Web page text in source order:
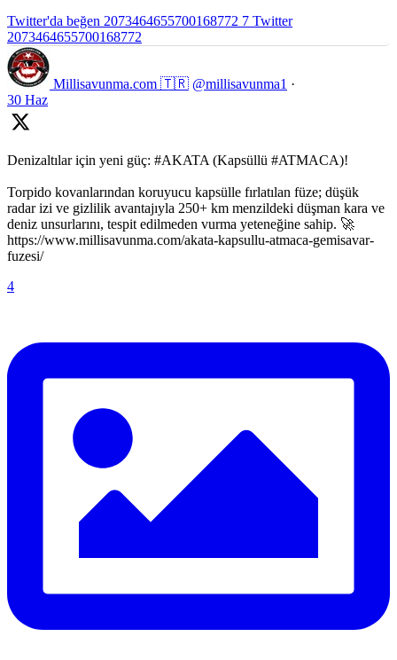
Twitter'da beğen 2073464655700168772 7 Twitter
2073464655700168772
Millisavunma.com 🇹🇷 @millisavunma1 ·
30 Haz
Denizaltılar için yeni güç: #AKATA (Kapsüllü #ATMACA)!
Torpido kovanlarından koruyucu kapsülle fırlatılan füze; düşük
radar izi ve gizlilik avantajıyla 250+ km menzildeki düşman kara ve
deniz unsurlarını, tespit edilmeden vurma yeteneğine sahip. 🚀
https://www.millisavunma.com/akata-kapsullu-atmaca-gemisavar-
fuzesi/
4